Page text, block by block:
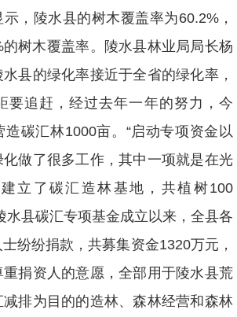
，陵水县的树木覆盖率为60.2%，
树木覆盖率。陵水县林业局局长杨
县的绿化率接近于全省的绿化率，
要追赶，经过去年一年的努力，今
碳汇林1000亩。“启动专项资金以
做了很多工作，其中一项就是在光
立了碳汇造林基地，共植树100
水县碳汇专项基金成立以来，全县各
纷纷捐款，共募集资金1320万元，
捐资人的意愿，全部用于陵水县荒
排为目的的造林、森林经营和森林